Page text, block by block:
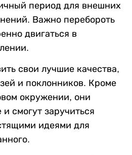
период для внешних
Важно перебороть
двигаться в
свои лучшие качества,
и поклонников. Кроме
окружении, они
смогут заручиться
идеями для